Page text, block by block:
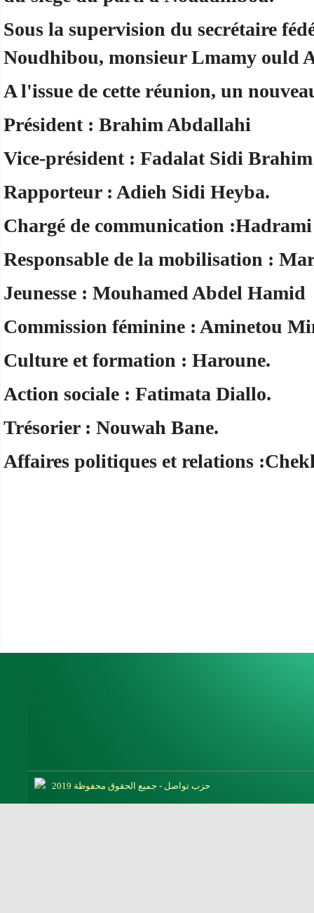
Sous la supervision du secrétaire
Noudhibou, monsieur Lmamy ould
A l'issue de cette réunion, un
Président : Brahim Abdallahi
Vice-président : Fadalat Sidi Brahim
Rapporteur : Adieh Sidi Heyba.
Chargé de communication
Responsable de la mobilisation :
Jeunesse : Mouhamed Abdel Hamid
Commission féminine : Aminetou
Culture et formation : Haroune.
Action sociale : Fatimata Diallo.
Trésorier : Nouwah Bane.
Affaires politiques et relations
حزب تواصل - جميع الحقوق محفوظة 2019